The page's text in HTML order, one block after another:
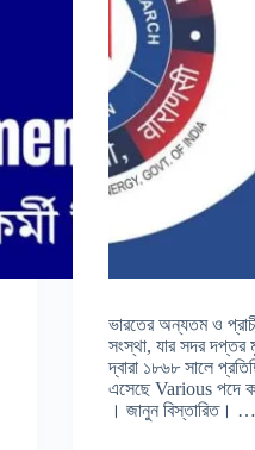
ভারতের অন্যতম ও
সংস্থা, যার সদর দপ্তর
দ্বারা ১৮৬৮ সালে
এসেছে Various পদে
। জানুন বিস্তারিত। …